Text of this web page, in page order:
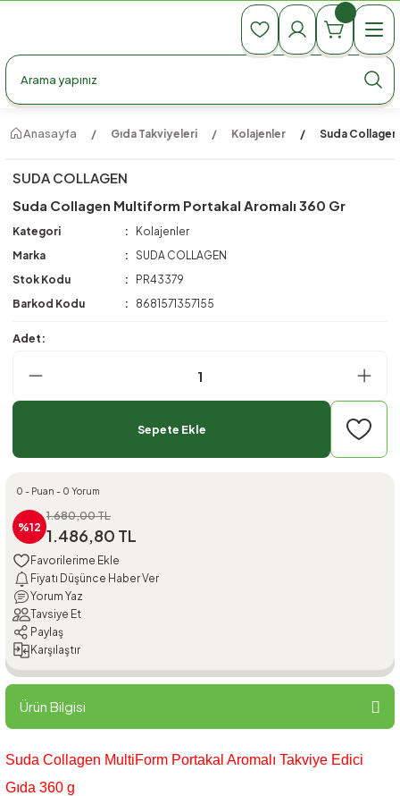
990 TL Üzeri Ücretsiz Kargo
990 TL Üzeri Ücretsiz Kargo
Anasayfa Gıda Takviyeleri Kolajenler Suda
SUDA COLLAGEN
Suda Collagen Multiform Portakal Aromalı 360 Gr
Kategori
Kolajenler
Marka
SUDA COLLAGEN
Stok Kodu
PR43379
Barkod Kodu
8681571357155
Adet:
Sepete Ekle
0 - Puan - 0 Yorum
%12
1.680,00 TL
1.486,80 TL
Fiyatı Düşünce Haber Ver
Yorum Yaz
Tavsiye Et
Paylaş
Karşılaştır
Ürün Bilgisi
Suda Collagen MultiForm Portakal Aromalı Takviye Edici
Gıda 360 g